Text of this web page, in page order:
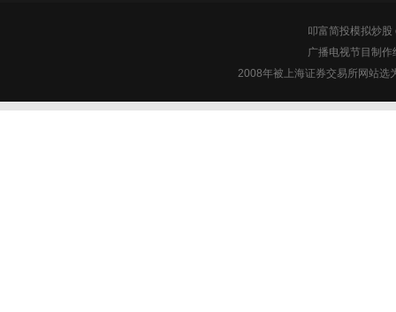
叩富简投模拟炒
广播电视节目制
2008年被上海证券交易所网站选